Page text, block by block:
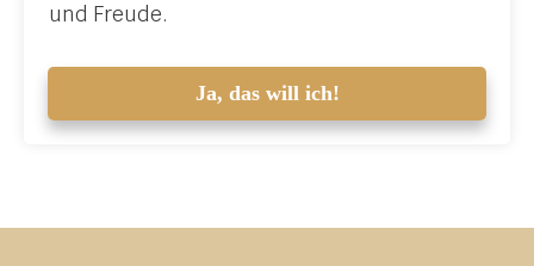
und Freude.
Ja, das will ich!